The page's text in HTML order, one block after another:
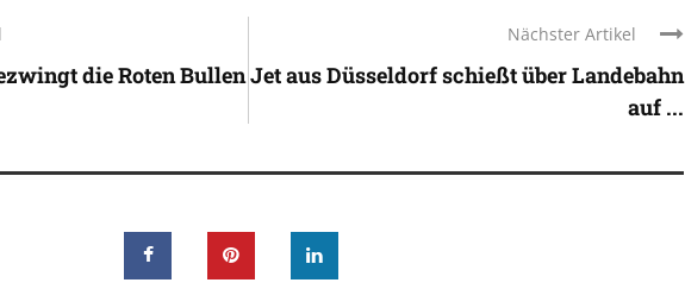
die Roten Bullen
Nächster Artikel
Jet aus Düsseldorf schießt über Landebahn
auf ...